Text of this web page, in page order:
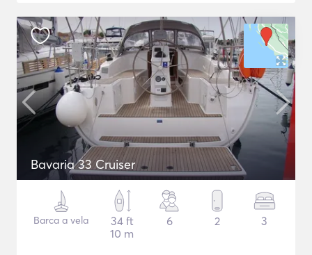
Bavaria 33 Cruiser
Barca a vela
34 ft
10 m
6 2 3